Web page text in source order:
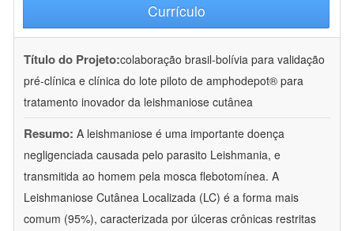
Currículo
Título do Projeto:colaboração brasil-bolívia para validação
pré-clínica e clínica do lote piloto de amphodepot® para
tratamento inovador da leishmaniose cutânea
Resumo: A leishmaniose é uma importante doença
negligenciada causada pelo parasito Leishmania, e
transmitida ao homem pela mosca flebotomínea. A
Leishmaniose Cutânea Localizada (LC) é a forma mais
comum (95%), caracterizada por úlceras crônicas restritas